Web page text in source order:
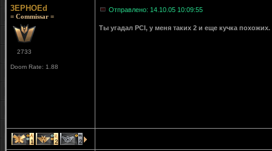
3EPHOEd
= Commissar =
2733
Doom Rate: 1.88
Отправлено: 14.10.05 10:09:55
Ты угадал PCI, у меня таких 2 и еще кучка
1 2 2